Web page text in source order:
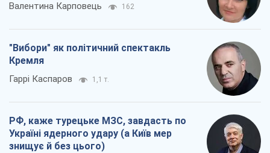
Валентина Карповець 162
"Вибори" як політичний спектакль
Кремля
Гаррі Каспаров 1,1 т.
РФ, каже турецьке МЗС, завдасть по
Україні ядерного удару (а Київ мер
знищує й без цього)